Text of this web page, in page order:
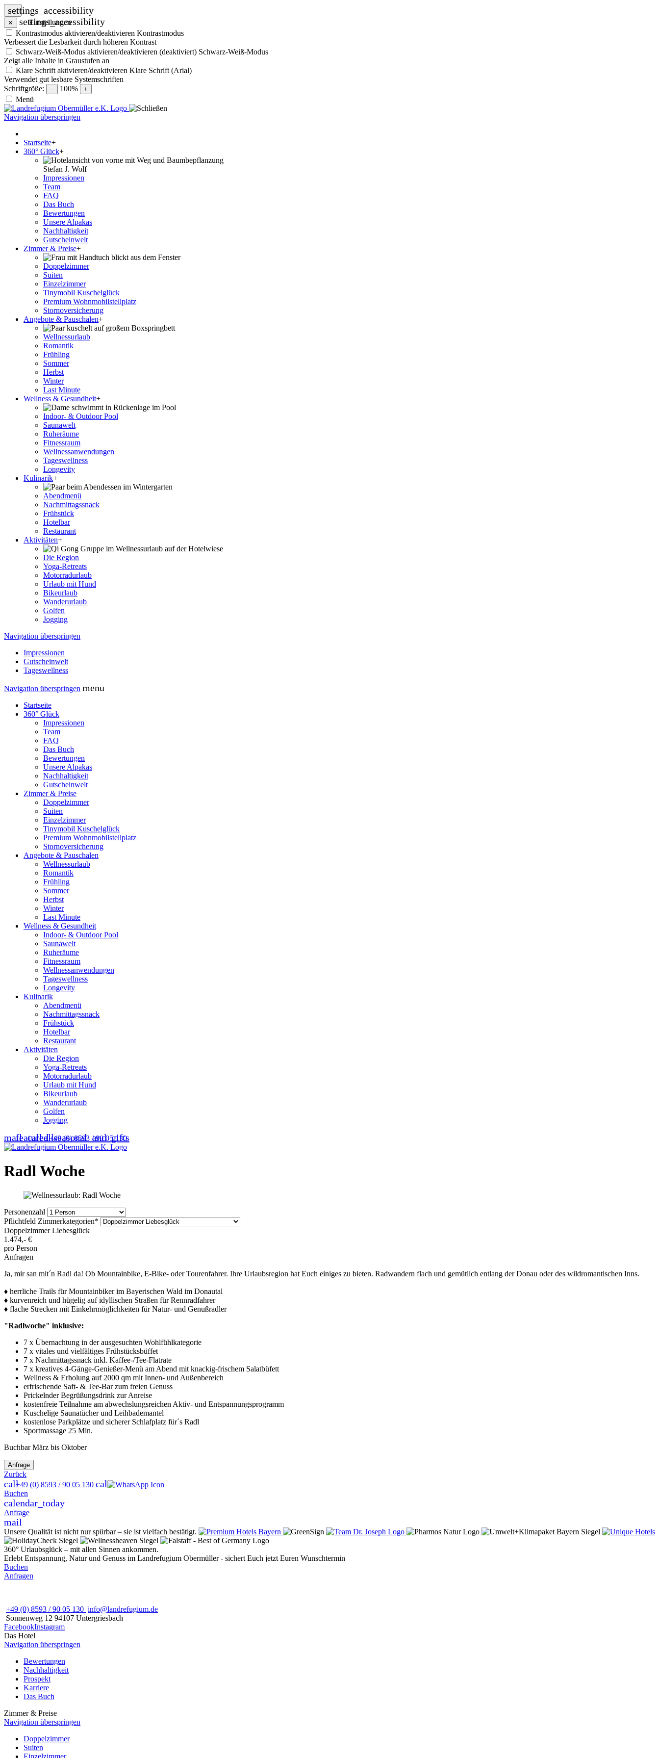
settings_accessibility
✕ settings_accessibility
Einstellungen
Kontrastmodus aktivieren/deaktivieren Kontrastmodus
Verbessert die Lesbarkeit durch höheren Kontrast
Schwarz-Weiß-Modus aktivieren/deaktivieren (deaktiviert) Schwarz-Weiß-Modus
Zeigt alle Inhalte in Graustufen an
Klare Schrift aktivieren/deaktivieren Klare Schrift (Arial)
Verwendet gut lesbare Systemschriften
Schriftgröße:
− 100% +
Menü
Navigation überspringen
Startseite+
360° Glück+
Stefan J. Wolf
Impressionen
Team
FAQ
Das Buch
Bewertungen
Unsere Alpakas
Nachhaltigkeit
Gutscheinwelt
Zimmer & Preise+
Doppelzimmer
Suiten
Einzelzimmer
Tinymobil Kuschelglück
Premium Wohnmobilstellplatz
Stornoversicherung
Angebote & Pauschalen+
Wellnessurlaub
Romantik
Frühling
Sommer
Herbst
Winter
Last Minute
Wellness & Gesundheit+
Indoor- & Outdoor Pool
Saunawelt
Ruheräume
Fitnessraum
Wellness­anwendungen
Tageswellness
Longevity
Kulinarik+
Abendmenü
Nachmittagssnack
Frühstück
Hotelbar
Restaurant
Aktivitäten+
Die Region
Yoga-Retreats
Motorradurlaub
Urlaub mit Hund
Bikeurlaub
Wanderurlaub
Golfen
Jogging
Navigation überspringen
Impressionen
Gutscheinwelt
Tageswellness
Navigation überspringen menu
Startseite
360° Glück
Impressionen
Team
FAQ
Das Buch
Bewertungen
Unsere Alpakas
Nachhaltigkeit
Gutscheinwelt
Zimmer & Preise
Doppelzimmer
Suiten
Einzelzimmer
Tinymobil Kuschelglück
Premium Wohnmobilstellplatz
Stornoversicherung
Angebote & Pauschalen
Wellnessurlaub
Romantik
Frühling
Sommer
Herbst
Winter
Last Minute
Wellness & Gesundheit
Indoor- & Outdoor Pool
Saunawelt
Ruheräume
Fitnessraum
Wellness­anwendungen
Tageswellness
Longevity
Kulinarik
Abendmenü
Nachmittagssnack
Frühstück
Hotelbar
Restaurant
Aktivitäten
Die Region
Yoga-Retreats
Motorradurlaub
Urlaub mit Hund
Bikeurlaub
Wanderurlaub
Golfen
Jogging
mailfeatured_seasonal_and_gifts
callcall+49 (0) 8593 / 90 05 130
Radl Woche
Personenzahl
Pflichtfeld Zimmerkategorien*
Doppelzimmer Liebesglück
1.474,- €
pro Person
Anfragen
Ja, mir san mit´n Radl da! Ob Mountainbike, E-Bike- oder Tourenfahrer. Ihre Urlaubsregion hat Euch einiges zu bieten. Radwandern flach und gemütlich entlang der Donau oder des wildromantischen Inns.
♦ herrliche Trails für Mountainbiker im Bayerischen Wald im Donautal
♦ kurvenreich und hügelig auf idyllischen Straßen für Rennradfahrer
♦ flache Strecken mit Einkehrmöglichkeiten für Natur- und Genußradler
"Radlwoche" inklusive:
7 x Übernachtung in der ausgesuchten Wohlfühlkategorie
7 x vitales und vielfältiges Frühstücksbüffet
7 x Nachmittagssnack inkl. Kaffee-/Tee-Flatrate
7 x kreatives 4-Gänge-Genießer-Menü am Abend mit knackig-frischem Salatbüfett
Wellness & Erholung auf 2000 qm mit Innen- und Außenbereich
erfrischende Saft- & Tee-Bar zum freien Genuss
Prickelnder Begrüßungsdrink zur Anreise
kostenfreie Teilnahme am abwechslungsreichen Aktiv- und Entspannungsprogramm
Kuschelige Saunatücher und Leihbademantel
kostenlose Parkplätze und sicherer Schlafplatz für´s Radl
Sportmassage 25 Min.
Buchbar März bis Oktober
Zurück
call+49 (0) 8593 / 90 05 130 call
Buchen
calendar_today
Anfrage
mail
Unsere Qualität ist nicht nur spürbar – sie ist vielfach bestätigt.
360° Urlaubsglück – mit allen Sinnen ankommen.
Erlebt Entspannung, Natur und Genuss im Landrefugium Obermüller - sichert Euch jetzt Euren Wunschtermin
Buchen
Anfragen
+49 (0) 8593 / 90 05 130 info@landrefugium.de
Sonnenweg 12 94107 Untergriesbach
FacebookInstagram
Das Hotel
Navigation überspringen
Bewertungen
Nachhaltigkeit
Prospekt
Karriere
Das Buch
Zimmer & Preise
Navigation überspringen
Doppelzimmer
Suiten
Einzelzimmer